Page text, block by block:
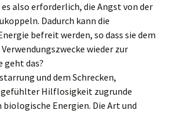
also erforderlich, die Angst von der
Dadurch kann die
befreit werden, so dass sie dem
wieder zur
geht das?
und dem Schrecken,
Hilflosigkeit zugrunde
Energien. Die Art und